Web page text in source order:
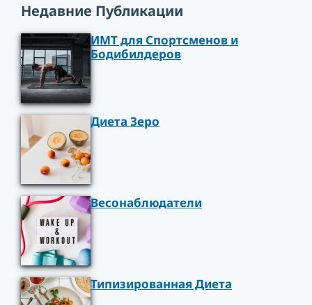
Недавние Публикации
ИМТ для Спортсменов и
Бодибилдеров
Диета Зеро
Весонаблюдатели
Типизированная Диета